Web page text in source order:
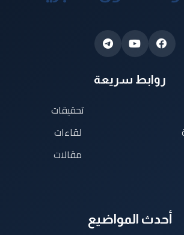
روابط سريعة
تحقيقات
لقاءات
مقالات
أحدث المواضيع